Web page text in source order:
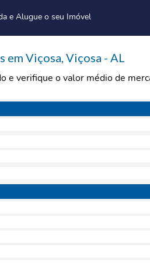
e Alugue o seu Imóvel
em Viçosa, Viçosa - AL
e verifique o valor médio de